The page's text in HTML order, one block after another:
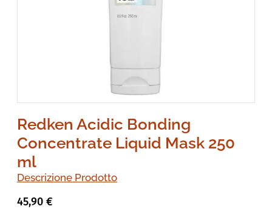
Redken Acidic Bonding
Concentrate Liquid Mask 250
ml
Descrizione Prodotto
45,90 €